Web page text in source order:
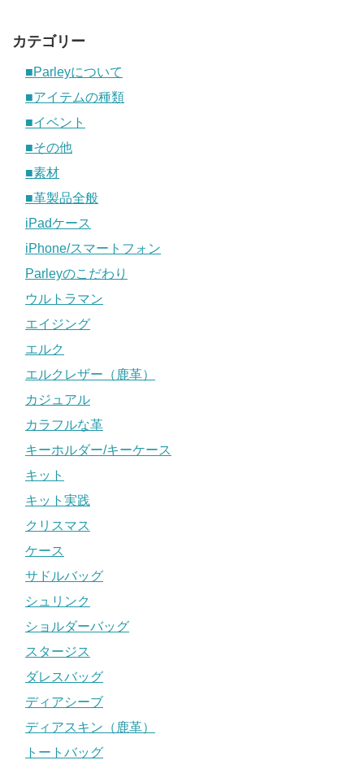
カテゴリー
■Parleyについて
■アイテムの種類
■イベント
■その他
■素材
■革製品全般
iPadケース
iPhone/スマートフォン
Parleyのこだわり
ウルトラマン
エイジング
エルク
エルクレザー（鹿革）
カジュアル
カラフルな革
キーホルダー/キーケース
キット
キット実践
クリスマス
ケース
サドルバッグ
シュリンク
ショルダーバッグ
スタージス
ダレスバッグ
ディアシーブ
ディアスキン（鹿革）
トートバッグ